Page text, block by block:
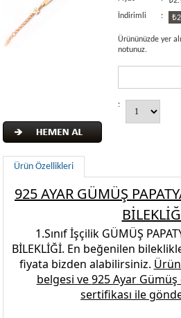
İndirimli :
Ürününüzde yer
notunuz.
:
Ürün Özellikleri
925 AYAR GÜMÜŞ
1.Sınıf İşçilik GÜMÜŞ
BİLEKLİĞİ. En beğenilen
fiyata bizden alabilirsiniz.
belgesi ve925 Ayar Gümüş
sertifikası ile